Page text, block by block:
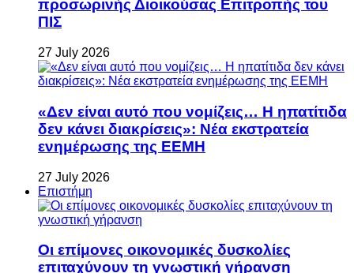
προσωρινής Διοικούσας Επιτροπής του
ΠΙΣ
27 July 2026
«Δεν είναι αυτό που νομίζεις… Η ηπατίτιδα
δεν κάνει διακρίσεις»: Νέα εκστρατεία
ενημέρωσης της ΕΕΜΗ
27 July 2026
Επιστήμη
Οι επίμονες οικονομικές δυσκολίες
επιταχύνουν τη γνωστική γήρανση